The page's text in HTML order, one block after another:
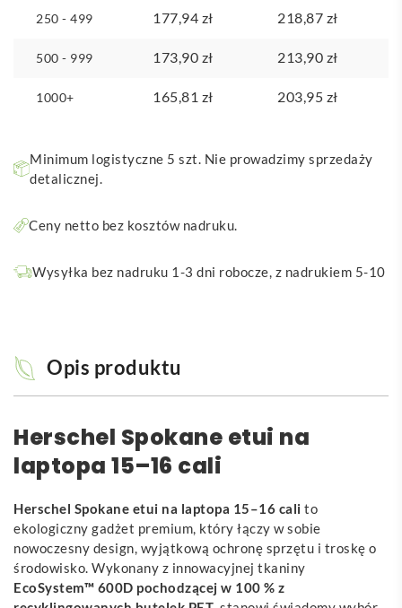
250 - 499 177,94 zł 218,87 zł
500 - 999 173,90 zł 213,90 zł
1000+ 165,81 zł 203,95 zł
Minimum logistyczne 5 szt. Nie prowadzimy sprzedaży
detalicznej.
Ceny netto bez kosztów nadruku.
Wysyłka bez nadruku 1-3 dni robocze, z nadrukiem 5-10
Opis produktu
Herschel Spokane etui na
laptopa 15–16 cali
Herschel Spokane etui na laptopa 15–16 cali to
ekologiczny gadżet premium, który łączy w sobie
nowoczesny design, wyjątkową ochronę sprzętu i troskę o
środowisko. Wykonany z innowacyjnej tkaniny
EcoSystem™ 600D pochodzącej w 100 % z